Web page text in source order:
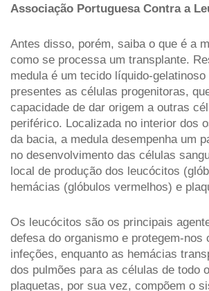
Associação Portuguesa Contra a
Antes disso, porém, saiba o que é a
como se processa um transplante.
medula é um tecido líquido-gelatinoso
presentes as células progenitoras,
capacidade de dar origem a outras
periférico. Localizada no interior dos
da bacia, a medula desempenha um
no desenvolvimento das células
local de produção dos leucócitos
hemácias (glóbulos vermelhos) e
Os leucócitos são os principais
defesa do organismo e protegem-nos
infeções, enquanto as hemácias
dos pulmões para as células de todo
plaquetas, por sua vez, compõem o